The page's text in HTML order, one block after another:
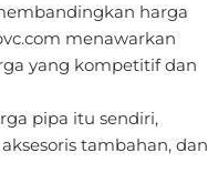
harga
menawarkan
yang kompetitif dan
pipa itu sendiri,
tambahan, dan